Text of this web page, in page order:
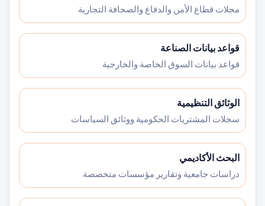
مجلات قطاع الأمن والدفاع والصحافة التجارية
قواعد بيانات الصناعة
قواعد بيانات السوق الخاصة والخارجية
الوثائق التنظيمية
سجلات المشتريات الحكومية ووثائق السياسات
البحث الأكاديمي
دراسات جامعية وتقارير مؤسسات متخصصة